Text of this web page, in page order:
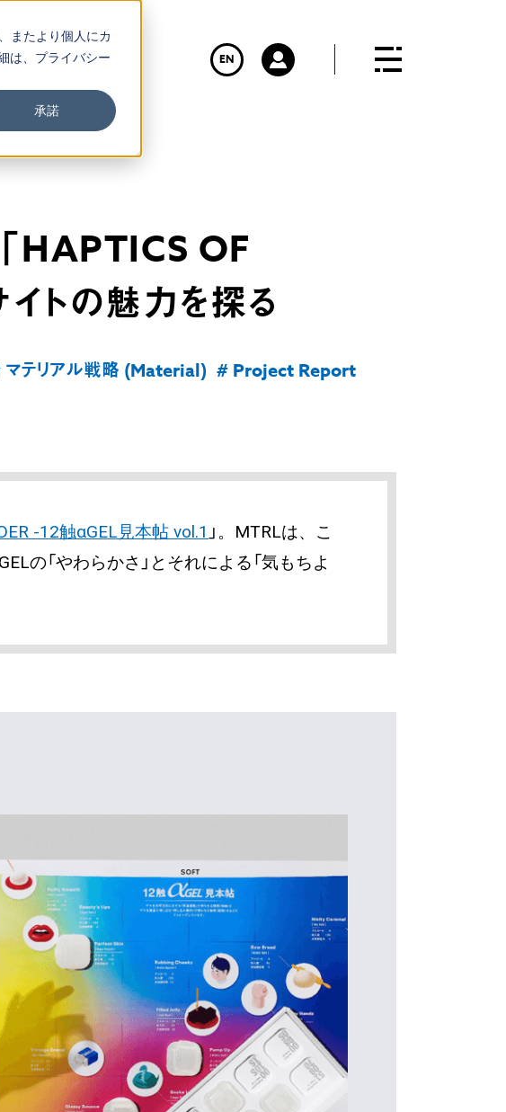
またより個人にカ
は、プライバシー
承諾
EN
HAPTICS OF
トの魅力を探る
テリアル戦略 (Material) # Project Report
-12触αGEL見本帖 vol.1 」。MTRLは、こ
の「やわらかさ」とそれによる「気もちよ